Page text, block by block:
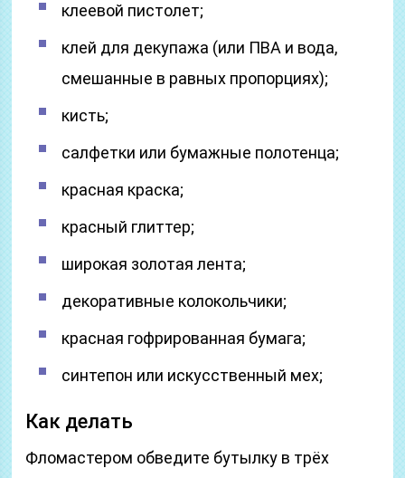
клеевой пистолет;
клей для декупажа (или ПВА и вода,
смешанные в равных пропорциях);
кисть;
салфетки или бумажные полотенца;
красная краска;
красный глиттер;
широкая золотая лента;
декоративные колокольчики;
красная гофрированная бумага;
синтепон или искусственный мех;
Как делать
Фломастером обведите бутылку в трёх